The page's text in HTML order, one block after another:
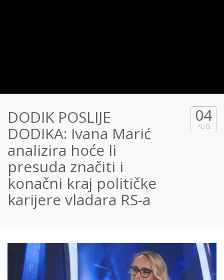
DODIK POSLIJE
DODIKA: Ivana Marić
analizira hoće li
presuda značiti i
konačni kraj političke
karijere vladara RS-a
04
AUG